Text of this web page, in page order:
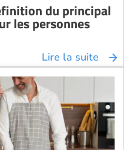
du principal
les personnes
Lire la suite